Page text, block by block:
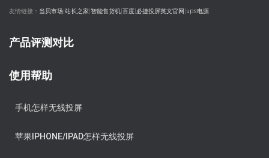
友情链接： 当贝市场 站长之家 智能售货机 百度 必捷投屏英文官网 ups电源
产品评测对比
使用帮助
手机怎样无线投屏
苹果IPHONE/IPAD怎样无线投屏